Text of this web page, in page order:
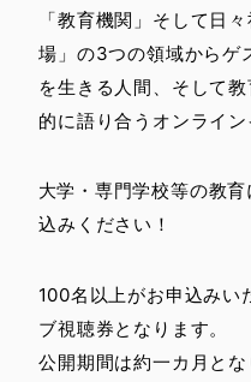
「教育機関」そして日
場」の3つの領域からゲ
を生きる人間、そして
的に語り合うオンライン
大学・専門学校等の教
込みください！
100名以上がお申込みい
ブ視聴券となります。
公開期間は約一カ月と